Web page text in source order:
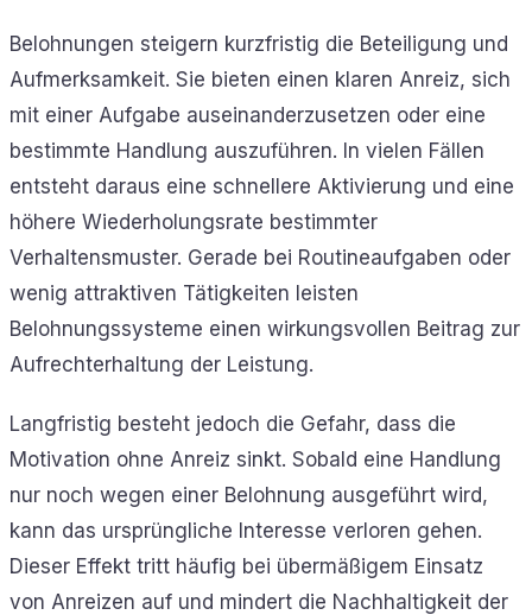
Belohnungen steigern kurzfristig die Beteiligung und
Aufmerksamkeit. Sie bieten einen klaren Anreiz, sich
mit einer Aufgabe auseinanderzusetzen oder eine
bestimmte Handlung auszuführen. In vielen Fällen
entsteht daraus eine schnellere Aktivierung und eine
höhere Wiederholungsrate bestimmter
Verhaltensmuster. Gerade bei Routineaufgaben oder
wenig attraktiven Tätigkeiten leisten
Belohnungssysteme einen wirkungsvollen Beitrag zur
Aufrechterhaltung der Leistung.
Langfristig besteht jedoch die Gefahr, dass die
Motivation ohne Anreiz sinkt. Sobald eine Handlung
nur noch wegen einer Belohnung ausgeführt wird,
kann das ursprüngliche Interesse verloren gehen.
Dieser Effekt tritt häufig bei übermäßigem Einsatz
von Anreizen auf und mindert die Nachhaltigkeit der